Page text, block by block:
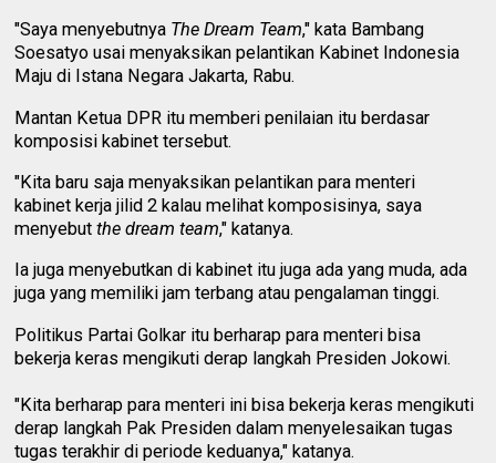
"Saya menyebutnya The Dream Team," kata Bambang
Soesatyo usai menyaksikan pelantikan Kabinet Indonesia
Maju di Istana Negara Jakarta, Rabu.
Mantan Ketua DPR itu memberi penilaian itu berdasar
komposisi kabinet tersebut.
"Kita baru saja menyaksikan pelantikan para menteri
kabinet kerja jilid 2 kalau melihat komposisinya, saya
menyebutthe dream team," katanya.
Ia juga menyebutkan di kabinet itu juga ada yang muda, ada
juga yang memiliki jam terbang atau pengalaman tinggi.
Politikus Partai Golkar itu berharap para menteri bisa
bekerja keras mengikuti derap langkah Presiden Jokowi.
"Kita berharap para menteri ini bisa bekerja keras mengikuti
derap langkah Pak Presiden dalam menyelesaikan tugas
tugas terakhir di periode keduanya," katanya.